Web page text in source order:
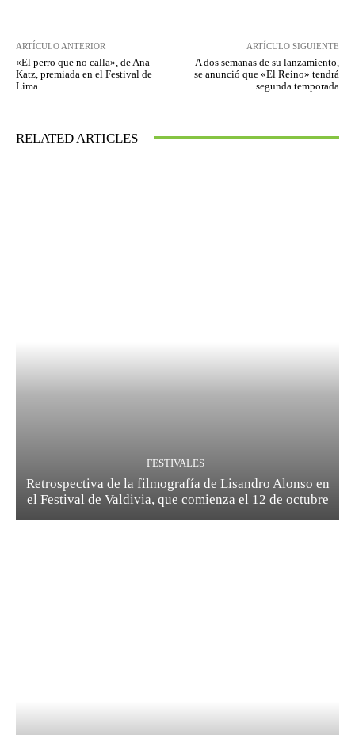
ARTÍCULO ANTERIOR
«El perro que no calla», de Ana
Katz, premiada en el Festival de
Lima
ARTÍCULO SIGUIENTE
A dos semanas de su lanzamiento,
se anunció que «El Reino» tendrá
segunda temporada
RELATED ARTICLES
FESTIVALES
Retrospectiva de la filmografía de Lisandro Alonso en
el Festival de Valdivia, que comienza el 12 de octubre